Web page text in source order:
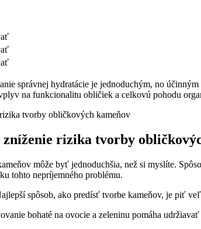
správnej hydratácie je jednoduchým, no
na funkcionalitu obličiek a celkovú pohodu
rizika tvorby
môže byť jednoduchšia, než si myslíte.
tohto nepríjemného problému.
spôsob, ako predísť tvorbe kameňov, je piť
bohaté na ovocie a zeleninu pomáha